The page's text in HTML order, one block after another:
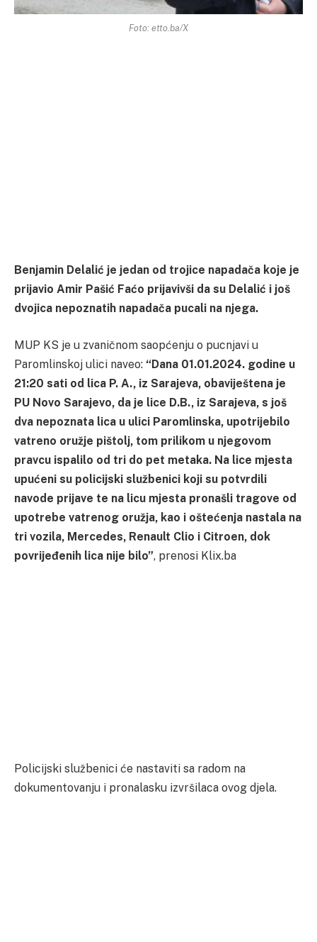
Foto: etto.ba/X
Benjamin Delalić je jedan od trojice napadača koje je
prijavio Amir Pašić Faćo prijavivši da su Delalić i još
dvojica nepoznatih napadača pucali na njega.
MUP KS je u zvaničnom saopćenju o pucnjavi u
Paromlinskoj ulici naveo: “Dana 01.01.2024. godine u
21:20 sati od lica P. A., iz Sarajeva, obaviještena je
PU Novo Sarajevo, da je lice D.B., iz Sarajeva, s još
dva nepoznata lica u ulici Paromlinska, upotrijebilo
vatreno oružje pištolj, tom prilikom u njegovom
pravcu ispalilo od tri do pet metaka. Na lice mjesta
upućeni su policijski službenici koji su potvrdili
navode prijave te na licu mjesta pronašli tragove od
upotrebe vatrenog oružja, kao i oštećenja nastala na
tri vozila, Mercedes, Renault Clio i Citroen, dok
povrijeđenih lica nije bilo”, prenosi Klix.ba
Policijski službenici će nastaviti sa radom na
dokumentovanju i pronalasku izvršilaca ovog djela.